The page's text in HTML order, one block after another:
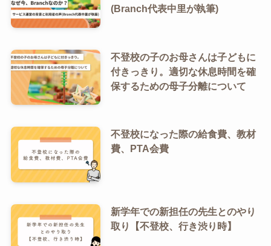
(Branch代表中里が執筆)
不登校の子のお母さんは子どもに
付きっきり。適切な休息時間を確
保するための母子分離について
不登校になった際の給食費、教材
費、PTA会費
新学年での新担任の先生とのやり
取り【不登校、行き渋り時】